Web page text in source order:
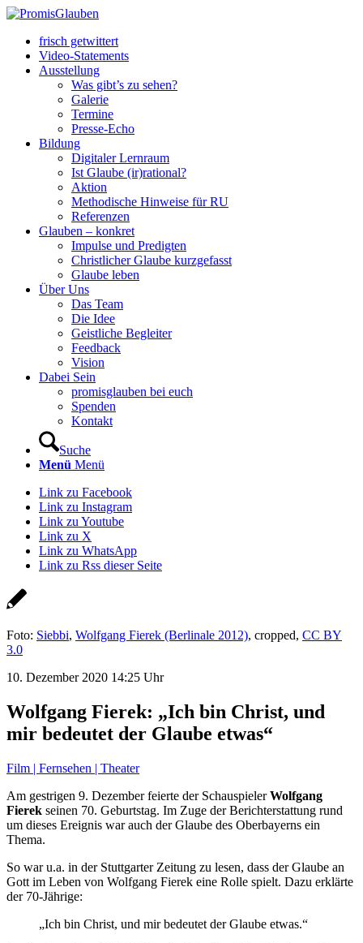
frisch getwittert
Video-Statements
Ausstellung
Was gibt’s zu sehen?
Galerie
Termine
Presse-Echo
Bildung
Digitaler Lernraum
Ist Glaube (ir)rational?
Aktion
Methodische Hinweise für RU
Referenzen
Glauben – konkret
Impulse und Predigten
Christlicher Glaube kurzgefasst
Glaube leben
Über Uns
Das Team
Die Idee
Geistliche Begleiter
Feedback
Vision
Dabei Sein
promisglauben bei euch
Spenden
Kontakt
Suche
Menü Menü
Link zu Facebook
Link zu Instagram
Link zu Youtube
Link zu X
Link zu WhatsApp
Link zu Rss dieser Seite
Foto: Siebbi, Wolfgang Fierek (Berlinale 2012), cropped, CC BY
3.0
10. Dezember 2020 14:25 Uhr
Wolfgang Fierek: „Ich bin Christ, und
mir bedeutet der Glaube etwas“
Film | Fernsehen | Theater
Am gestrigen 9. Dezember feierte der SchauspielerWolfgang
Fierek seinen 70. Geburtstag. Im Zuge der Berichterstattung rund
um dieses Ereignis war auch der Glaube des Oberbayerns ein
Thema.
So war u.a. in der Stuttgarter Zeitung zu lesen, dass der Glaube an
Gott im Leben von Wolfgang Fierek eine Rolle spielt. Dazu erklärte
der 70-Jährige:
„Ich bin Christ, und mir bedeutet der Glaube etwas.“